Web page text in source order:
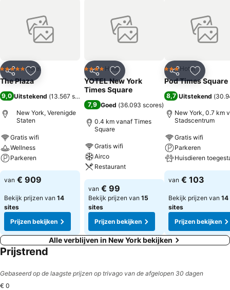
Delen Toevoegen aan favorieten
5 Sterren Hotel
The Plaza
9,0 Uitstekend (13.567 scores
New York, Verenigde
Staten
Gratis wifi
Wellness
Parkeren
van € 909
Bekijk prijzen van 14
sites
Prijzen bekijken
Delen Toevoegen aan favorieten
4 SterrenHotel
YOTEL New York
Times Square
7,9 Goed (36.093 scores)
0.4 km vanaf Times
Square
Gratis wifi
Airco
Restaurant
van € 99
Bekijk prijzen van 15
sites
Prijzen bekijken
Delen
3 Sterren
Hotel
Pod Times Square
8,7 Uitstekend (
New York, 0.7 km
Stadscentrum
Gratis wifi
Parkeren
Huisdieren
van € 103
Bekijk prijzen van 14
sites
Prijzen bekijken
Alle verblijven in New York bekijken
Prijstrend
Gebaseerd op de laagste prijzen op trivago van de afgelopen 30 dagen
€ 0